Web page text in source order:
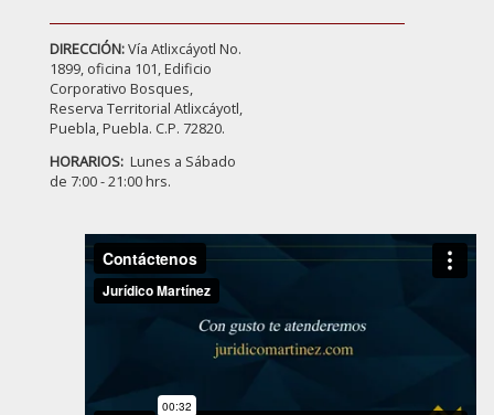
DIRECCIÓN:Vía Atlixcáyotl No.
1899, oficina 101, Edificio
Corporativo Bosques,
Reserva Territorial Atlixcáyotl,
Puebla, Puebla. C.P. 72820.
HORARIOS:Lunes a Sábado
de 7:00 - 21:00 hrs.